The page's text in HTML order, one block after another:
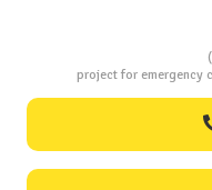
project for emergency